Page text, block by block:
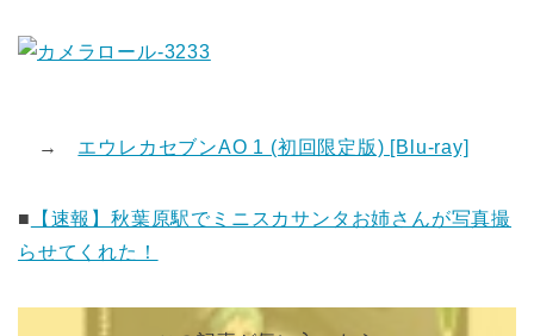
→ エウレカセブンAO 1 (初回限定版) [Blu-ray]
■
【速報】秋葉原駅でミニスカサンタお姉さんが写真撮
らせてくれた！